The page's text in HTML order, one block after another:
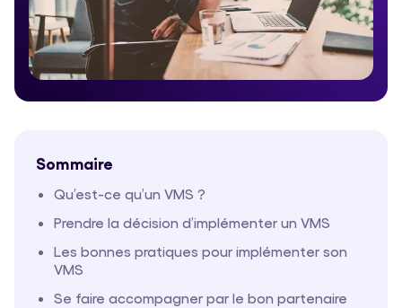
Sommaire
Qu’est-ce qu’un VMS ?
Prendre la décision d’implémenter un VMS
Les bonnes pratiques pour implémenter son
VMS
Se faire accompagner par le bon partenaire